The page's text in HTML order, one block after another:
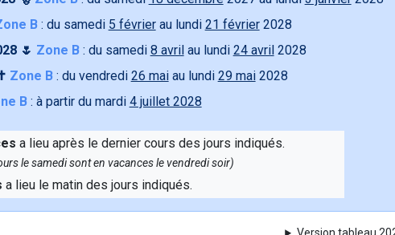
B: du samedi 5 févrierau lundi 21 février2028
🌷 Zone B: du samedi 8 avril au lundi 24 avril 2028
Zone B: du vendredi 26 maiau lundi 29 mai2028
B: à partir du mardi 4 juillet 2028
a lieu après le dernier cours des jours indiqués.
le samedi sont en vacances le vendredi soir)
a lieu le matin des jours indiqués.